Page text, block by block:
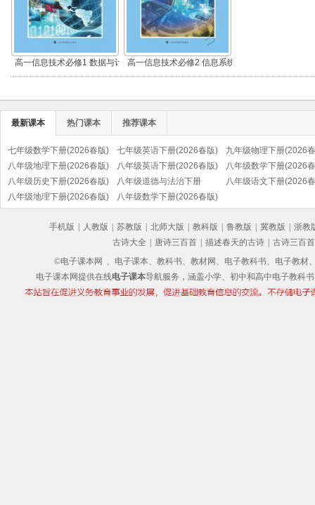
高一信息技术必修1 数据与计
算
高一信息技术必修2 信息系统
与社会
最新课本 热门课本 推荐课本
七年级数学下册(2026春版) 七年级英语下册(2026春版)
九年级物理下册(2026
八年级地理下册(2026春版)
八年级英语下册(2026春版)
八年级数学下册(2026
八年级历史下册(2026春版)
(部编版)
八年级道德与法治下册
(2026春版)(部编版)
八年级语文下册(2026
八年级地理下册(2026春版) 八年级数学下册(2026春版)
手机版 人教版 苏教版 北师大版 教科版 鲁教版 冀教版
浙教
古诗大全
唐诗三百首 描述春天的古诗
古诗三百首
©电子课本网 、电子课本、教科书、教材网、电子教科书、电子教材
电子课本网提供在线电子课本导航服务，涵盖小学、初中和高中电子教科